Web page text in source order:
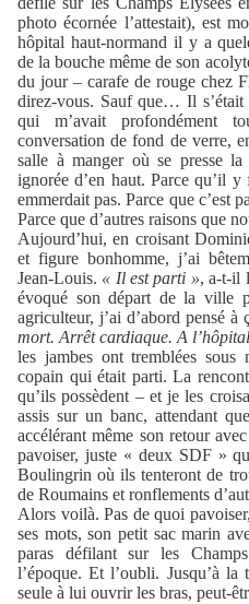
photo écornée l’attestait), est
hôpital haut-normand il y a
de la bouche même de son
du jour – carafe de rouge chez
direz-vous. Sauf que… Il s’était
qui m’avait profondément
conversation de fond de verre,
salle à manger où se presse
ignorée d’en haut. Parce qu’il
emmerdait pas. Parce que c’est
Parce que d’autres raisons que
Aujourd’hui, en croisant
et figure bonhomme, j’ai
Jean-Louis. « Il est parti », a-t-il
évoqué son départ de la ville
agriculteur, j’ai d’abord pensé à
mort. Arrêt cardiaque. A
les jambes ont tremblées
copain qui était parti. La
qu’ils possèdent – et je les
assis sur un banc, attendant
accélérant même son retour
pavoiser, juste « deux SDF »
Boulingrin où ils tenteront de
de Roumains et ronflements
Alors voilà. Pas de quoi
ses mots, son petit sac marin
paras défilant sur les
l’époque. Et l’oubli. Jusqu’à
seule à lui ouvrir les bras, peut-